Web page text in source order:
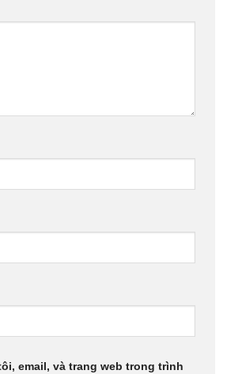
email, và trang web trong trình